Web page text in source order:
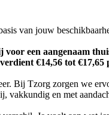
van jouw
een aangenaam
€14,56 tot €17,65
Bij Tzorg zorgen we
vakkundig en met